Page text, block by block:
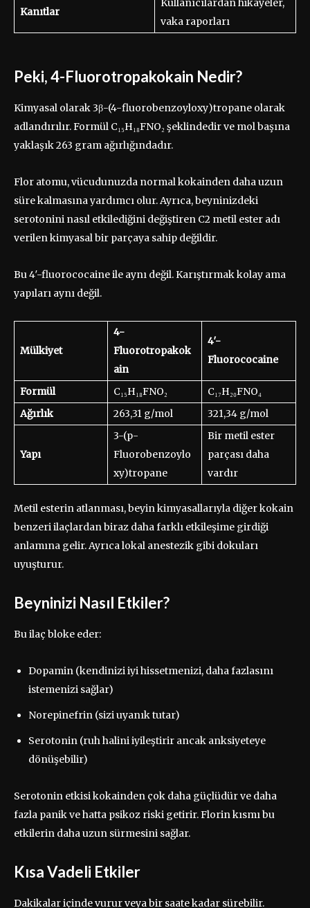
Kanıtlar
Kullanıcılardan hikayeler,
vaka raporları
Peki, 4-Fluorotropakokain Nedir?
Kimyasal olarak 3β-(4-fluorobenzoyloxy)tropane olarak
adlandırılır. Formül C₁₅H₁₈FNO₂ şeklindedir ve mol başına
yaklaşık 263 gram ağırlığındadır.
Flor atomu, vücudunuzda normal kokainden daha uzun
süre kalmasına yardımcı olur. Ayrıca, beyninizdeki
serotonini nasıl etkilediğini değiştiren C2 metil ester adı
verilen kimyasal bir parçaya sahip değildir.
Bu 4′-fluorococaine ile aynı değil. Karıştırmak kolay ama
yapıları aynı değil.
Mülkiyet
4-
Fluorotropakok
ain
4′-
Fluorococaine
Formül C₁₅H₁₈FNO₂
C₁₇H₂₀FNO₄
Ağırlık
263,31 g/mol 321,34 g/mol
Yapı
3-(p-
Fluorobenzoylo
xy)tropane
Bir metil ester
parçası daha
vardır
Metil esterin atlanması, beyin kimyasallarıyla diğer kokain
benzeri ilaçlardan biraz daha farklı etkileşime girdiği
anlamına gelir. Ayrıca lokal anestezik gibi dokuları
uyuşturur.
Beyninizi Nasıl Etkiler?
Bu ilaç bloke eder:
Dopamin (kendinizi iyi hissetmenizi, daha fazlasını
istemenizi sağlar)
Norepinefrin (sizi uyanık tutar)
Serotonin (ruh halini iyileştirir ancak anksiyeteye
dönüşebilir)
Serotonin etkisi kokainden çok daha güçlüdür ve daha
fazla panik ve hatta psikoz riski getirir. Florin kısmı bu
etkilerin daha uzun sürmesini sağlar.
Kısa Vadeli Etkiler
Dakikalar içinde vurur veya bir saate kadar sürebilir.